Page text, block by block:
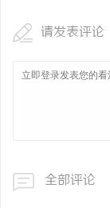
请发表评论
全部评论